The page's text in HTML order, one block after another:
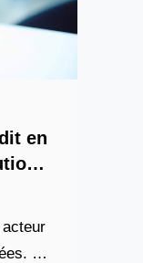
en
acteur
En